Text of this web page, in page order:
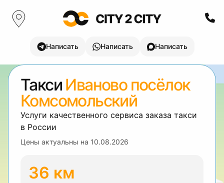
Написать Написать Написать
Такси Иваново посёлок
Комсомольский
Услуги качественного сервиса заказа такси
в России
Цены актуальны на 10.08.2026
36 км